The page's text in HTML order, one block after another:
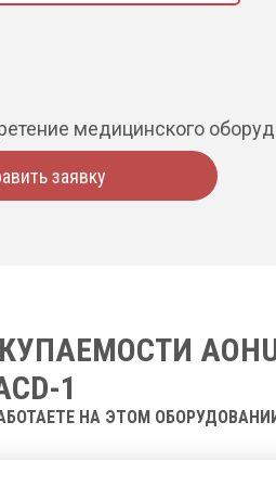
медицинского
заявку
1
НА ЭТОМ